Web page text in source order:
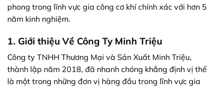
phong trong lĩnh vực gia công cơ khí chính xác với hơn 5
năm kinh nghiệm.
1. Giới thiệu Về Công Ty Minh Triệu
Công ty TNHH Thương Mại và Sản Xuất Minh Triệu,
thành lập năm 2018, đã nhanh chóng khẳng định vị thế
là một trong những đơn vị hàng đầu trong lĩnh vực gia